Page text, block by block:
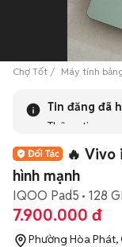
Chợ Tốt Máy tính
Tin đăng đã
Thông tin
tương tự khác
🔥 Vivo
hình mạnh
IQOO Pad5 128
7.900.000 đ
Phường Hòa Phát,